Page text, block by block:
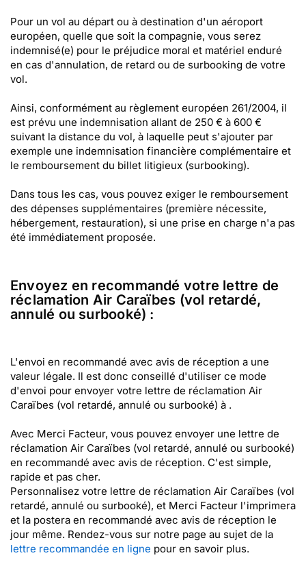
Pour un vol au départ ou à destination d'un aéroport
européen, quelle que soit la compagnie, vous serez
indemnisé(e) pour le préjudice moral et matériel enduré
en cas d'annulation, de retard ou de surbooking de votre
vol.
Ainsi, conformément au règlement européen 261/2004, il
est prévu une indemnisation allant de 250 € à 600 €
suivant la distance du vol, à laquelle peut s'ajouter par
exemple une indemnisation financière complémentaire et
le remboursement du billet litigieux (surbooking).
Dans tous les cas, vous pouvez exiger le remboursement
des dépenses supplémentaires (première nécessite,
hébergement, restauration), si une prise en charge n'a pas
été immédiatement proposée.
Envoyez en recommandé votre lettre de
réclamation Air Caraïbes (vol retardé,
annulé ou surbooké) :
L'envoi en recommandé avec avis de réception a une
valeur légale. Il est donc conseillé d'utiliser ce mode
d'envoi pour envoyer votre lettre de réclamation Air
Caraïbes (vol retardé, annulé ou surbooké) à .
Avec Merci Facteur, vous pouvez envoyer une lettre de
réclamation Air Caraïbes (vol retardé, annulé ou surbooké)
en recommandé avec avis de réception. C'est simple,
rapide et pas cher.
Personnalisez votre lettre de réclamation Air Caraïbes (vol
retardé, annulé ou surbooké), et Merci Facteur l'imprimera
et la postera en recommandé avec avis de réception le
jour même. Rendez-vous sur notre page au sujet de la
lettre recommandée en ligne pour en savoir plus.